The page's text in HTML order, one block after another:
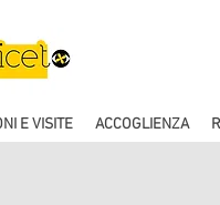
E VISITE ACCOGLIENZA